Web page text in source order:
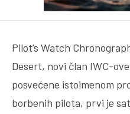
Pilot’s Watch
Desert, novi član IWC-
posvećene istoimenom
borbenih pilota, prvi je